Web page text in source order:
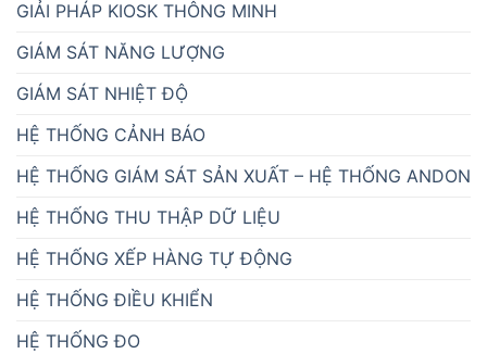
GIẢI PHÁP KIOSK THÔNG MINH
GIÁM SÁT NĂNG LƯỢNG
GIÁM SÁT NHIỆT ĐỘ
HỆ THỐNG CẢNH BÁO
HỆ THỐNG GIÁM SÁT SẢN XUẤT – HỆ THỐNG ANDON
HỆ THỐNG THU THẬP DỮ LIỆU
HỆ THỐNG XẾP HÀNG TỰ ĐỘNG
HỆ THỐNG ĐIỀU KHIỂN
HỆ THỐNG ĐO